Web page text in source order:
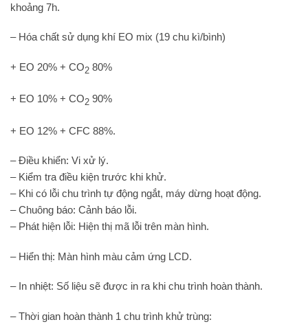
khoảng 7h.
– Hóa chất sử dụng khí EO mix (19 chu kì/bình)
+ EO 20% + CO2 80%
+ EO 10% + CO2 90%
+ EO 12% + CFC 88%.
– Điều khiển: Vi xử lý.
– Kiểm tra điều kiện trước khi khử.
– Khi có lỗi chu trình tự động ngắt, máy dừng hoạt động.
– Chuông báo: Cảnh báo lỗi.
– Phát hiện lỗi: Hiện thị mã lỗi trên màn hình.
– Hiển thị: Màn hình màu cảm ứng LCD.
– In nhiệt: Số liệu sẽ được in ra khi chu trình hoàn thành.
– Thời gian hoàn thành 1 chu trình khử trùng: